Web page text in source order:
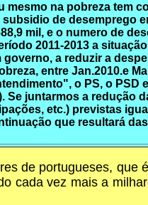
na pobreza tem
de desemprego
mil, e o numero de
2011-2013 a
governo, a reduzir a
entre Jan.2010.e
o PS, o PSD
Se juntarmos a redução
etc.) previstas
que resultará
de portugueses, que
cada vez mais a